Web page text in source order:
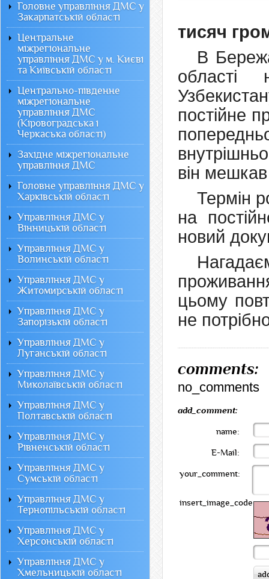
тисяч
В
області
постійне
він
Термін
на
новий
цьому
не
comments:
no_comments
add_comment:
name:
E-Mail:
your_comment:
insert_image_code:
Головне управління ДМС у
Закарпатській області
Центральне
міжрегіональне
управління ДМС у м. Києві
та Київській області
Центрально-південне
міжрегіональне
управління ДМС
(Кіровоградська і
Черкаська області)
Західне міжрегіональне
управління ДМС
Головне управління ДМС у
Харківській області
Управління ДМС у
Вінницькій області
Управління ДМС у
Волинській області
Управління ДМС у
Житомирській області
Управління ДМС у
Запорізькій області
Управління ДМС у
Луганській області
Управління ДМС у
Миколаївській області
Управління ДМС у
Полтавській області
Управління ДМС у
Рівненській області
Управління ДМС у
Сумській області
Управління ДМС у
Тернопільській області
Управління ДМС у
Херсонській області
Управління ДМС у
Хмельницькій області